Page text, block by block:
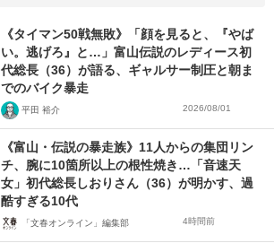
《タイマン50戦無敗》「顔を見ると、『やば
い。逃げろ』と…」富山伝説のレディース初
代総長（36）が語る、ギャルサー制圧と朝ま
でのバイク暴走
平田 裕介 2026/08/01
《富山・伝説の暴走族》11人からの集団リン
チ、腕に10箇所以上の根性焼き…「音速天
女」初代総長しおりさん（36）が明かす、過
酷すぎる10代
「文春オンライン」編集部 4時間前